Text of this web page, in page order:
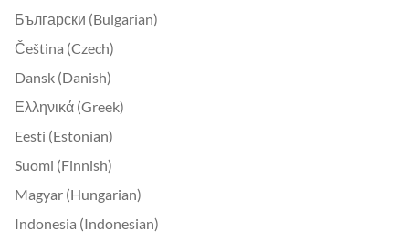
Български (Bulgarian)
Čeština (Czech)
Dansk (Danish)
Ελληνικά (Greek)
Eesti (Estonian)
Suomi (Finnish)
Magyar (Hungarian)
Indonesia (Indonesian)